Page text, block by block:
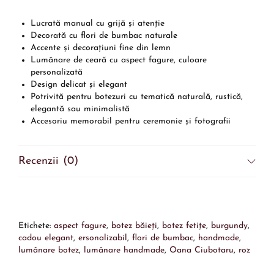
Lucrată manual cu grijă și atenție
Decorată cu flori de bumbac naturale
Accente și decorațiuni fine din lemn
Lumânare de ceară cu aspect fagure, culoare
personalizată
Design delicat și elegant
Potrivită pentru botezuri cu tematică naturală, rustică,
elegantă sau minimalistă
Accesoriu memorabil pentru ceremonie și fotografii
Recenzii (0)
Etichete: aspect fagure, botez băieți, botez fetițe, burgundy,
cadou elegant, ersonalizabil , flori de bumbac, handmade,
lumânare botez, lumânare handmade, Oana Ciubotaru, roz